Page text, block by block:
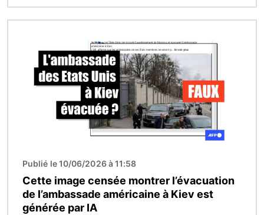
Publié le 10/06/2026 à 11:58
Cette image censée montrer l’évacuation
de l’ambassade américaine à Kiev est
générée par IA